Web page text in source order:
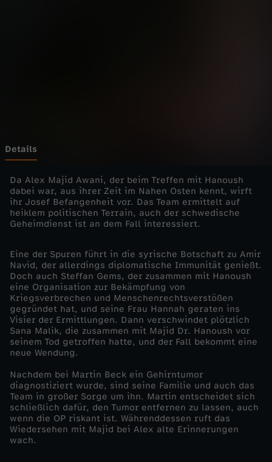
k
-
T
d
i
n
S
a
m
a
Details
Da Alex Majid Awani, der beim Treffen mit Hanoush
dabei war, aus ihrer Zeit im Nahen Osten kennt, wirft
ihr Josef Befangenheit vor. Das Team ermittelt auf
heiklem politischen Terrain, auch der schwedische
Geheimdienst ist an dem Fall interessiert.
Eine der Spuren führt in die syrische Botschaft zu Amir
Navid, der allerdings diplomatische Immunität genießt.
Doch auch Steffan Gems, der zusammen mit Hanoush
eine Organisation zur Bekämpfung von
Kriegsverbrechen und Menschenrechtsverstößen
gegründet hat, und seine Frau Hannah geraten ins
Visier der Ermittlungen. Dann verschwindet plötzlich
Sana Malik, die zusammen mit Majid Dr. Hanoush vor
seinem Tod getroffen hatte, und der Fall bekommt eine
neue Wendung.
Nachdem bei Martin Beck ein Gehirntumor
diagnostiziert wurde, sind seine Familie und auch das
Team in großer Sorge um ihn. Martin entscheidet sich
schließlich dafür, den Tumor entfernen zu lassen, auch
wenn die OP riskant ist. Währenddessen ruft das
Wiedersehen mit Majid bei Alex alte Erinnerungen
wach.